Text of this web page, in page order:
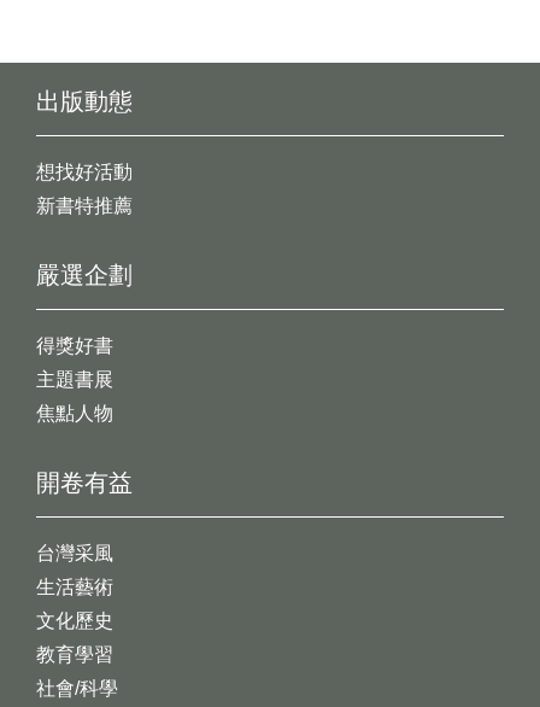
出版動態
想找好活動
新書特推薦
開卷有益
台灣采風
生活藝術
文化歷史
教育學習
社會/科學
嚴選企劃
得獎好書
主題書展
焦點人物